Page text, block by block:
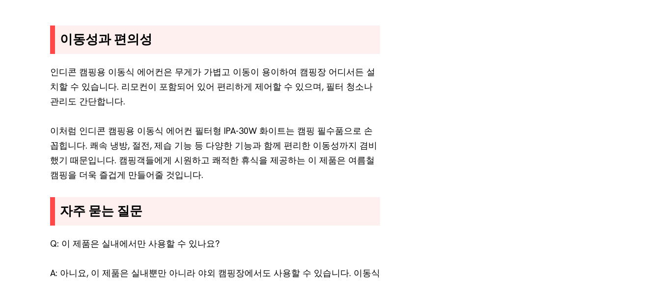
이동성과 편의성
인디콘 캠핑용 이동식 에어컨은 무게가 가볍고 이동이 용이하여 캠핑장 어디서든 설
치할 수 있습니다. 리모컨이 포함되어 있어 편리하게 제어할 수 있으며, 필터 청소나
관리도 간단합니다.
이처럼 인디콘 캠핑용 이동식 에어컨 필터형 IPA-30W 화이트는 캠핑 필수품으로 손
꼽힙니다. 쾌속 냉방, 절전, 제습 기능 등 다양한 기능과 함께 편리한 이동성까지 겸비
했기 때문입니다. 캠핑객들에게 시원하고 쾌적한 휴식을 제공하는 이 제품은 여름철
캠핑을 더욱 즐겁게 만들어줄 것입니다.
자주 묻는 질문
Q: 이 제품은 실내에서만 사용할 수 있나요?
A: 아니요, 이 제품은 실내뿐만 아니라 야외 캠핑장에서도 사용할 수 있습니다. 이동식